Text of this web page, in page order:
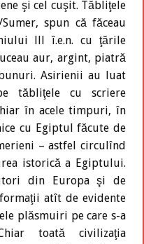
şi cel cuşit. Tăbliţele
spun că făceau
lll î.e.n. cu ţările
aur, argint, piatră
Asirienii au luat
tăbliţele cu scriere
în acele timpuri, în
cu Egiptul făcute de
– astfel circulînd
istorică a Egiptului.
din Europa şi de
atît de evidente
plăsmuiri pe care s-a
toată civilizaţia